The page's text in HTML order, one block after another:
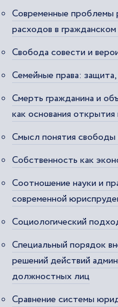
Современные проблемы
расходов в
Свобода совести и
Семейные права:
Смерть гражданина и
как основания открытия
Смысл понятия свободы
Собственность как
Соотношение науки и
современной
Социологический
Специальный порядок
решений действий
должностных лиц
Сравнение системы